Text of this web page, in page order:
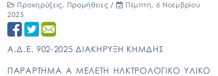
Προκηρύξεις, Προμήθειες /
Πέμπτη, 6 Νοεμβρίου
2025
Α.Δ.Ε. 902-2025 ΔΙΑΚΗΡΥΞΗ ΚΗΜΔΗΣ
ΠΑΡΑΡΤΗΜΑ Α ΜΕΛΕΤΗ ΗΛΚΤΡΟΛΟΓΙΚΟ ΥΛΙΚΟ